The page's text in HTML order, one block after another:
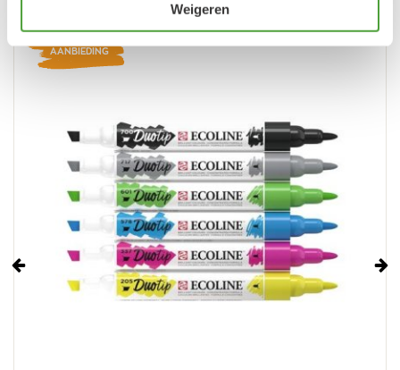
Weigeren
Vorige
AANBIEDING